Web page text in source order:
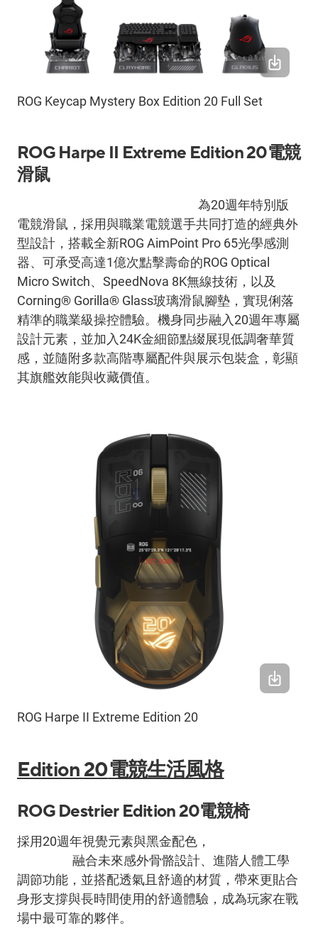
ROG Keycap Mystery Box Edition 20 Full Set
ROG Harpe II Extreme Edition 20電競
滑鼠
為20週年特別版
電競滑鼠，採用與職業電競選手共同打造的經典外
型設計，搭載全新ROG AimPoint Pro 65光學感測
器、可承受高達1億次點擊壽命的ROG Optical
Micro Switch、 SpeedNova 8K無線技術，以及
Corning® Gorilla® Glass玻璃滑鼠腳墊，實現俐落
精準的職業級操控體驗。機身同步融入20週年專屬
設計元素，並加入24K金細節點綴展現低調奢華質
感，並隨附多款高階專屬配件與展示包裝盒，彰顯
其旗艦效能與收藏價值。
ROG Harpe II Extreme Edition 20
Edition 20電競生活風格
ROG Destrier Edition 20電競椅
採用20週年視覺元素與黑金配色，
融合未來感外骨骼設計、進階人體工學
調節功能，並搭配透氣且舒適的材質，帶來更貼合
身形支撐與長時間使用的舒適體驗，成為玩家在戰
場中最可靠的夥伴。